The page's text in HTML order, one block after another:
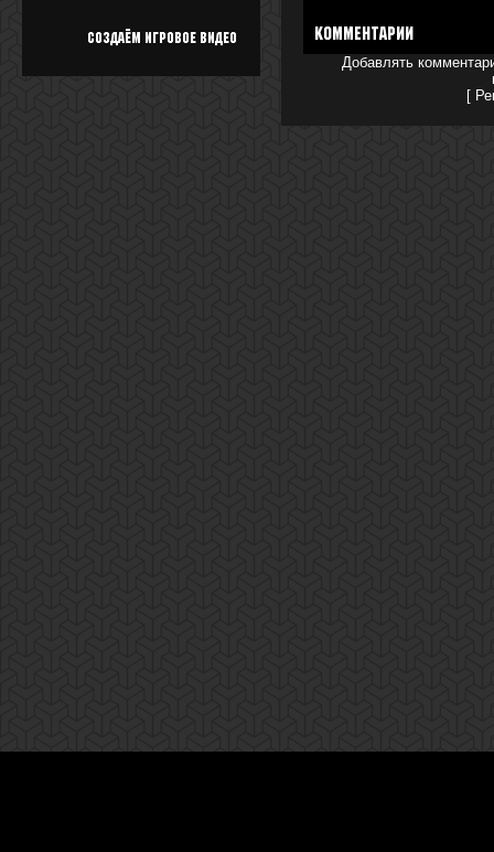
Создаём игровое видео Комментарии
Добавлять
[